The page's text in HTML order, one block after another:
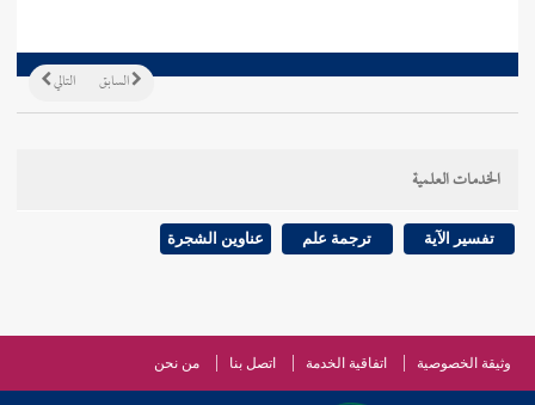
التالي السابق
الخدمات العلمية
تفسير الآية ترجمة علم عناوين الشجرة
وثيقة الخصوصية اتفاقية الخدمة اتصل بنا من نحن